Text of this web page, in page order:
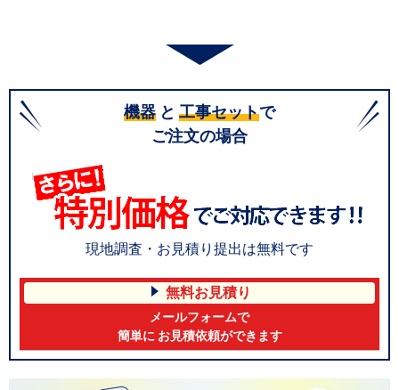
機器 と 工事セットで
ご注文の場合
現地調査・お見積り提出は無料です
無料お見積り
メールフォームで
簡単に お見積依頼ができます